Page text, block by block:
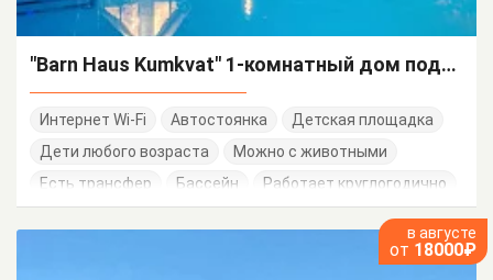
"Barn Haus Kumkvat" 1-комнатный дом под-ключ
Интернет Wi-Fi Автостоянка
Детская площадка
Дети любого возраста
Можно с животными
Есть трансфер
Бассейн Работает круглогодично
в августе
от 18000₽